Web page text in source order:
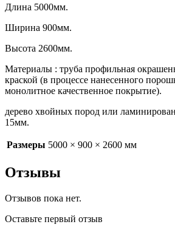
Длина 5000мм.
Ширина 900мм.
Высота 2600мм.
Материалы : труба профильная
краской (в процессе нанесенного
монолитное качественное покрытие).
дерево хвойных пород или
15мм.
Размеры 5000 × 900 × 2600 мм
Отзывы
Отзывов пока нет.
Оставьте первый отзыв